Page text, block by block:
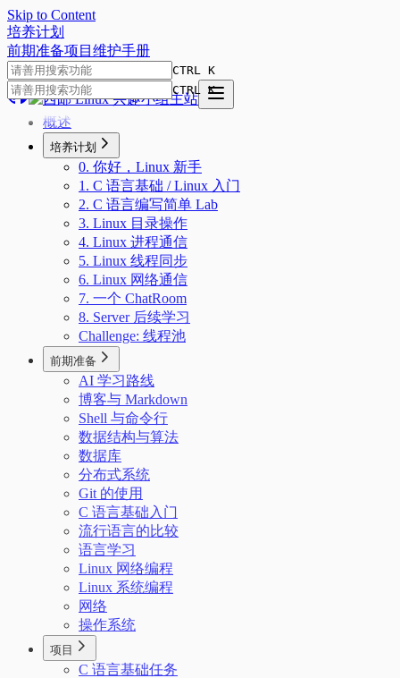
Skip to Content
培养计划
前期准备项目 维护手册
CTRL K
CTRL K
概述
培养计划
0. 你好，Linux 新手
1. C 语言基础 / Linux 入门
2. C 语言编写简单 Lab
3. Linux 目录操作
4. Linux 进程通信
5. Linux 线程同步
6. Linux 网络通信
7. 一个 ChatRoom
8. Server 后续学习
Challenge: 线程池
前期准备
AI 学习路线
博客与 Markdown
Shell 与命令行
数据结构与算法
数据库
分布式系统
Git 的使用
C 语言基础入门
流行语言的比较
语言学习
Linux 网络编程
Linux 系统编程
网络
操作系统
项目
C 语言基础任务